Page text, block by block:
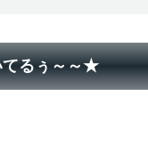
てるぅ～～★